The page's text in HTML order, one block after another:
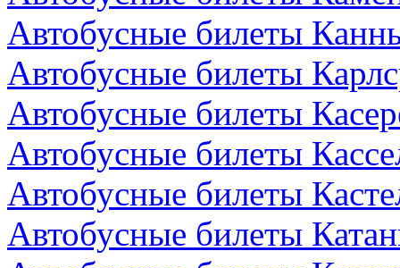
Автобусные билеты
Автобусные билеты
Автобусные билеты
Автобусные билеты
Автобусные билеты
Автобусные билеты